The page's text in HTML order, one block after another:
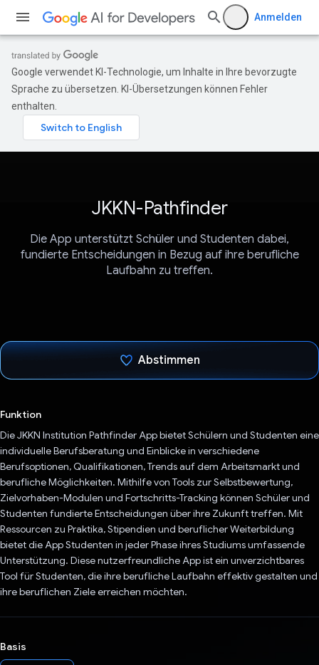
Anmelden
Google verwendet KI-Technologie, um Inhalte in Ihre bevorzugte
Sprache zu übersetzen. KI-Übersetzungen können Fehler
enthalten.
JKKN-Pathfinder
Die App unterstützt Schüler und Studenten dabei,
fundierte Entscheidungen in Bezug auf ihre berufliche
Laufbahn zu treffen.
Abstimmen
Funktion
Die JKKN Institution Pathfinder App bietet Schülern und Studenten eine
individuelle Berufsberatung und Einblicke in verschiedene
Berufsoptionen, Qualifikationen, Trends auf dem Arbeitsmarkt und
berufliche Möglichkeiten. Mithilfe von Tools zur Selbstbewertung,
Zielvorhaben-Modulen und Fortschritts-Tracking können Schüler und
Studenten fundierte Entscheidungen über ihre Zukunft treffen. Mit
Ressourcen zu Praktika, Stipendien und beruflicher Weiterbildung
bietet die App Studenten in jeder Phase ihres Studiums umfassende
Unterstützung. Diese nutzerfreundliche App ist ein unverzichtbares
Tool für Studenten, die ihre berufliche Laufbahn effektiv gestalten und
ihre beruflichen Ziele erreichen möchten.
Basis